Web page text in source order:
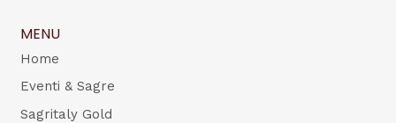
MENU
Home
Eventi & Sagre
Sagritaly Gold